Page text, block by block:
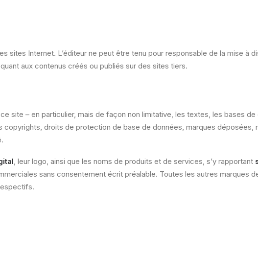
sites Internet. L’éditeur ne peut être tenu pour responsable de la mise à
aux contenus créés ou publiés sur des sites tiers.
site – en particulier, mais de façon non limitative, les textes, les bases
droits de protection de base de données, marques déposées,
, leur logo, ainsi que les noms de produits et de services, s’y rapportant
sans consentement écrit préalable. Toutes les autres marques